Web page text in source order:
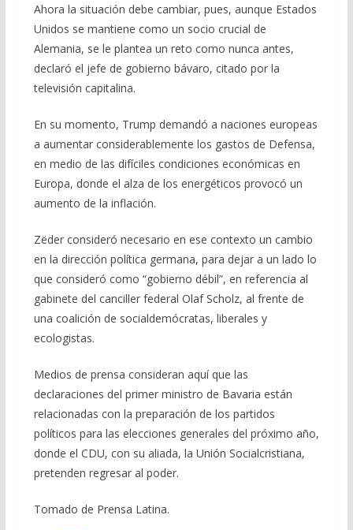
Ahora la situación debe cambiar, pues, aunque Estados
Unidos se mantiene como un socio crucial de
Alemania, se le plantea un reto como nunca antes,
declaró el jefe de gobierno bávaro, citado por la
televisión capitalina.
En su momento, Trump demandó a naciones europeas
a aumentar considerablemente los gastos de Defensa,
en medio de las difíciles condiciones económicas en
Europa, donde el alza de los energéticos provocó un
aumento de la inflación.
Zëder consideró necesario en ese contexto un cambio
en la dirección política germana, para dejar a un lado lo
que consideró como “gobierno débil”, en referencia al
gabinete del canciller federal Olaf Scholz, al frente de
una coalición de socialdemócratas, liberales y
ecologistas.
Medios de prensa consideran aquí que las
declaraciones del primer ministro de Bavaria están
relacionadas con la preparación de los partidos
políticos para las elecciones generales del próximo año,
donde el CDU, con su aliada, la Unión Socialcristiana,
pretenden regresar al poder.
Tomado de Prensa Latina.